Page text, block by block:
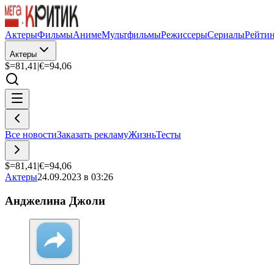
АктерыФильмыАнимеМультфильмыРежиссерыСериалы
Актеры
$=81,41 |€=94,06
Все новостиЗаказать рекламуЖизньТесты
$=81,41 |€=94,06
Актеры24.09.2023 в 03:26
Анджелина Джоли